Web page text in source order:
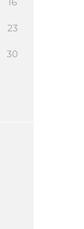
23
30